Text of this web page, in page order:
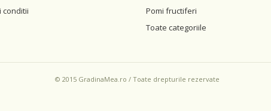
conditii
Pomi fructiferi
Toate categoriile
© 2015 GradinaMea.ro / Toate drepturile rezervate